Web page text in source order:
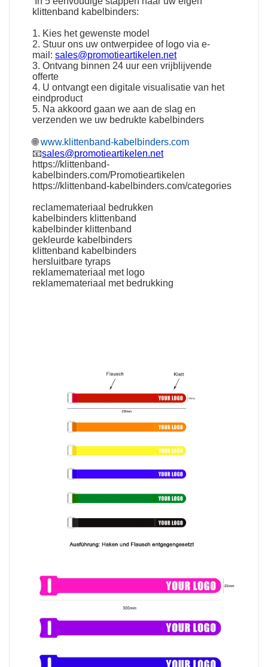
klittenband kabelbinders:
1. Kies het gewenste model
2. Stuur ons uw ontwerpidee of logo via e-
mail:sales@promotieartikelen.net
3. Ontvang binnen 24 uur een vrijblijvende
offerte
4. U ontvangt een digitale visualisatie van het
eindproduct
5. Na akkoord gaan we aan de slag en
verzenden we uw bedrukte kabelbinders
🌐www.klittenband-kabelbinders.com
📧sales@promotieartikelen.net
https://klittenband-
kabelbinders.com/Promotieartikelen
https://klittenband-kabelbinders.com/categories
reclamemateriaal bedrukken
kabelbinders klittenband
kabelbinder klittenband
gekleurde kabelbinders
klittenband kabelbinders
hersluitbare tyraps
reklamemateriaal met logo
reklamemateriaal met bedrukking